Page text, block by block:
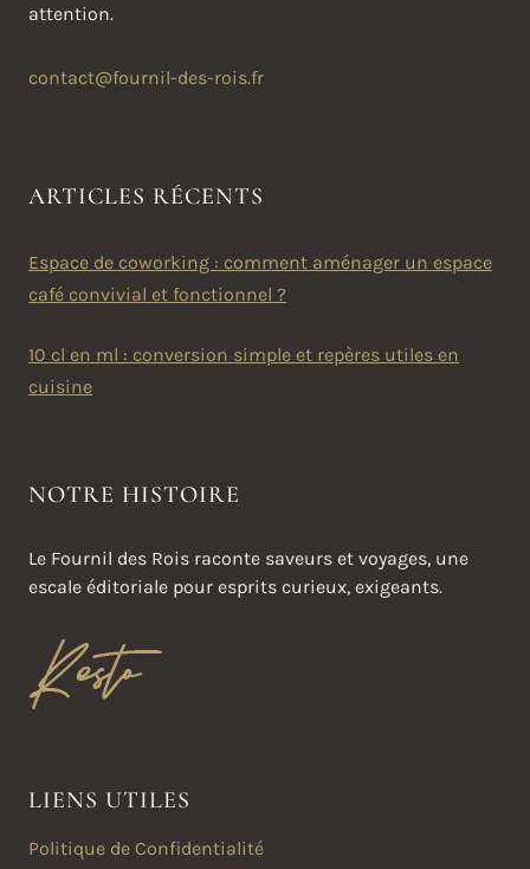
attention.
contact@fournil-des-rois.fr
ARTICLES RÉCENTS
Espace de coworking : comment aménager un espace
café convivial et fonctionnel ?
10 cl en ml : conversion simple et repères utiles en
cuisine
NOTRE HISTOIRE
Le Fournil des Rois raconte saveurs et voyages, une
escale éditoriale pour esprits curieux, exigeants.
LIENS UTILES
Politique de Confidentialité